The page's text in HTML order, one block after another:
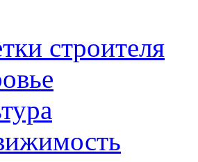
строителя